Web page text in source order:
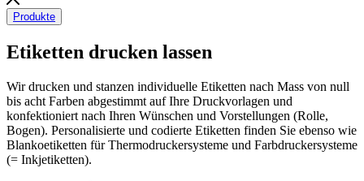
Produkte
Etiketten drucken lassen
Wir drucken und stanzen individuelle Etiketten nach Mass von null
bis acht Farben abgestimmt auf Ihre Druckvorlagen und
konfektioniert nach Ihren Wünschen und Vorstellungen (Rolle,
Bogen). Personalisierte und codierte Etiketten finden Sie ebenso wie
Blankoetiketten für Thermodruckersysteme und Farbdruckersysteme
(= Inkjetiketten).